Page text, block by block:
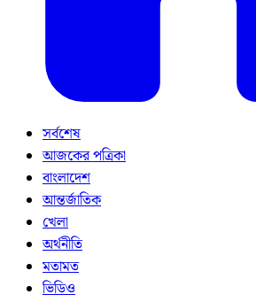
সর্বশেষ
আজকের পত্রিকা
বাংলাদেশ
আন্তর্জাতিক
খেলা
অর্থনীতি
মতামত
ভিডিও